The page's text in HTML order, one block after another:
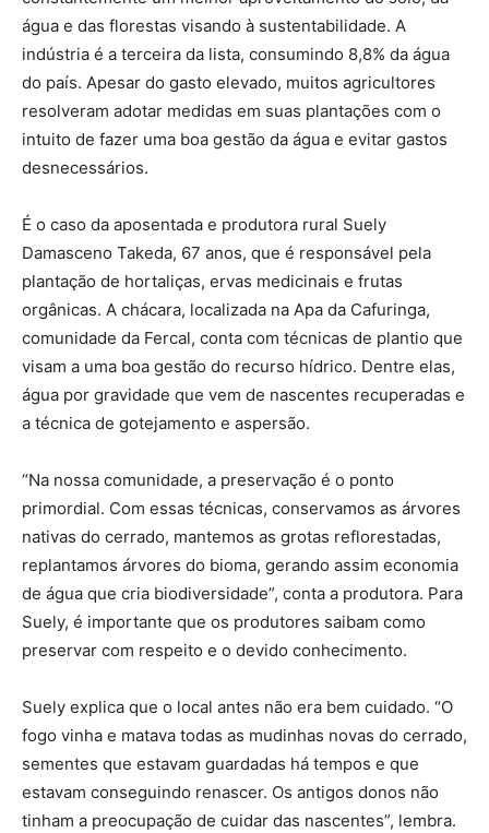
água e das florestas visando à sustentabilidade. A
indústria é a terceira da lista, consumindo 8,8% da água
do país. Apesar do gasto elevado, muitos agricultores
resolveram adotar medidas em suas plantações com o
intuito de fazer uma boa gestão da água e evitar gastos
desnecessários.
É o caso da aposentada e produtora rural Suely
Damasceno Takeda, 67 anos, que é responsável pela
plantação de hortaliças, ervas medicinais e frutas
orgânicas. A chácara, localizada na Apa da Cafuringa,
comunidade da Fercal, conta com técnicas de plantio que
visam a uma boa gestão do recurso hídrico. Dentre elas,
água por gravidade que vem de nascentes recuperadas e
a técnica de gotejamento e aspersão.
“Na nossa comunidade, a preservação é o ponto
primordial. Com essas técnicas, conservamos as árvores
nativas do cerrado, mantemos as grotas reflorestadas,
replantamos árvores do bioma, gerando assim economia
de água que cria biodiversidade”, conta a produtora. Para
Suely, é importante que os produtores saibam como
preservar com respeito e o devido conhecimento.
Suely explica que o local antes não era bem cuidado. “O
fogo vinha e matava todas as mudinhas novas do cerrado,
sementes que estavam guardadas há tempos e que
estavam conseguindo renascer. Os antigos donos não
tinham a preocupação de cuidar das nascentes”, lembra.